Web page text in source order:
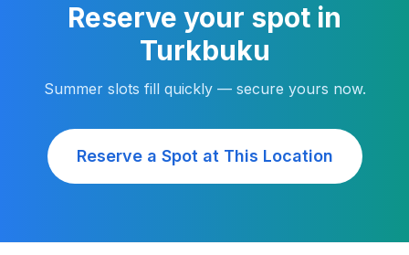
Reserve your spot in
Turkbuku
Summer slots fill quickly — secure yours now.
Reserve a Spot at This Location